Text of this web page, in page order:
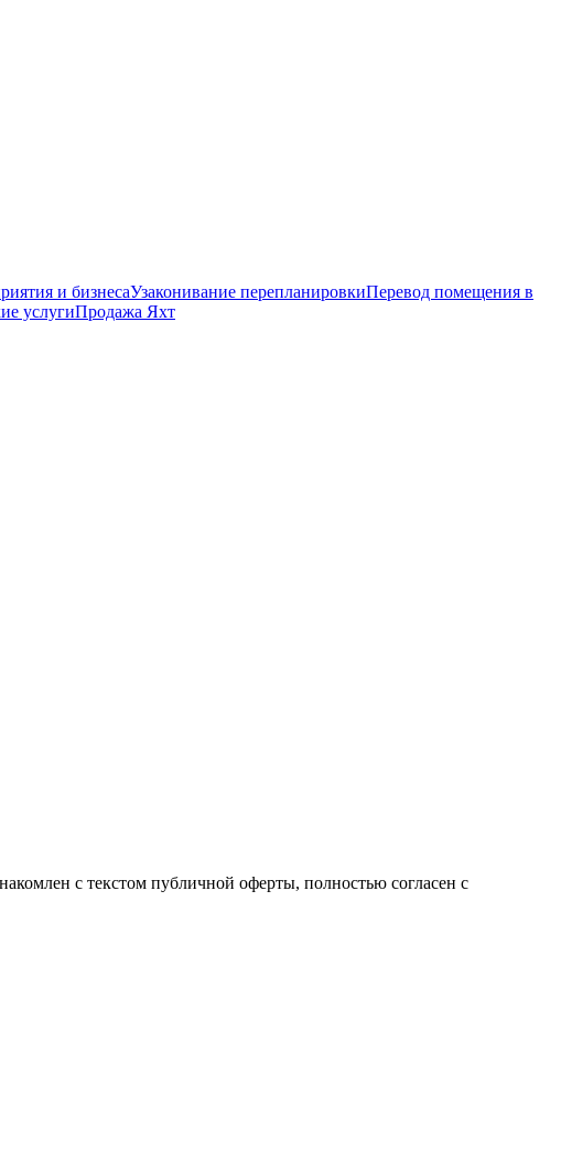
и бизнесаУзаконивание перепланировкиПеревод помещения в
услугиПродажа Яхт
с текстом публичной оферты, полностью согласен с